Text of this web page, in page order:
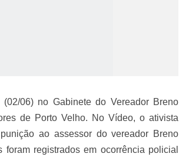
06) no Gabinete do Vereador Breno
de Porto Velho. No Vídeo, o ativista
ao assessor do vereador Breno
registrados em ocorrência policial